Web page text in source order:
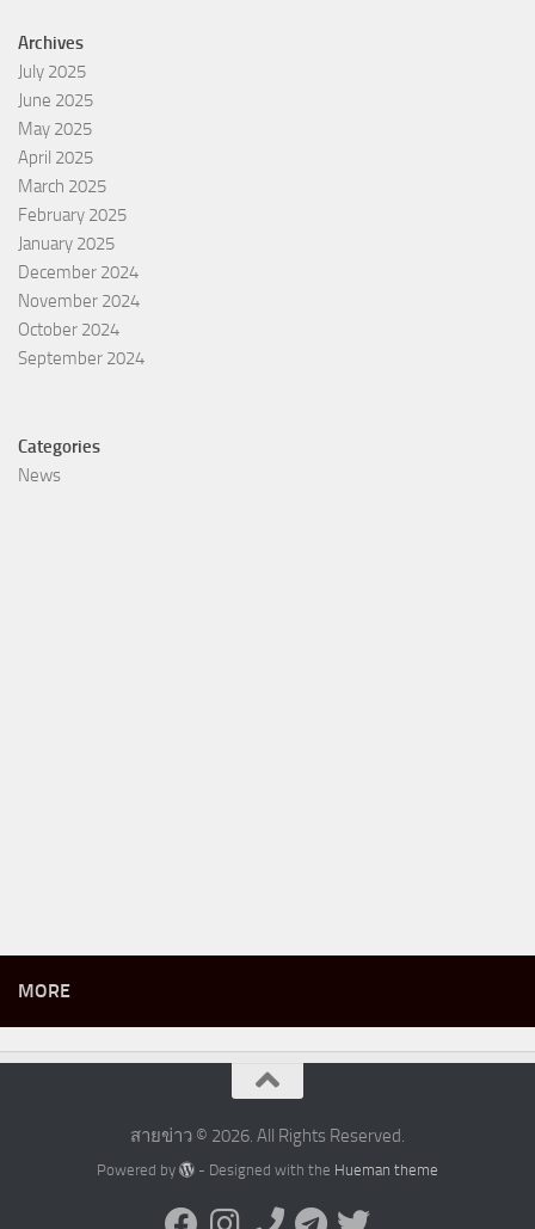
Archives
July 2025
June 2025
May 2025
April 2025
March 2025
February 2025
January 2025
December 2024
November 2024
October 2024
September 2024
Categories
News
MORE
สายข่าว © 2026. All Rights Reserved.
Powered by - Designed with the Hueman theme